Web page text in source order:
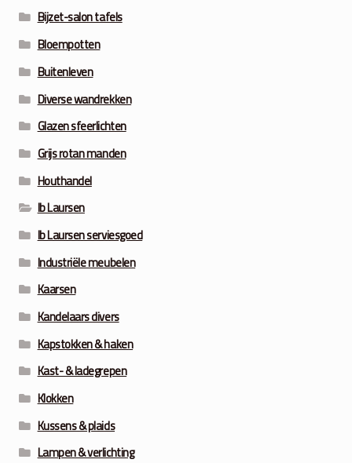
Bijzet-salon tafels
Bloempotten
Buitenleven
Diverse wandrekken
Glazen sfeerlichten
Grijs rotan manden
Houthandel
Ib Laursen
Ib Laursen serviesgoed
Industriële meubelen
Kaarsen
Kandelaars divers
Kapstokken & haken
Kast- & ladegrepen
Klokken
Kussens & plaids
Lampen & verlichting